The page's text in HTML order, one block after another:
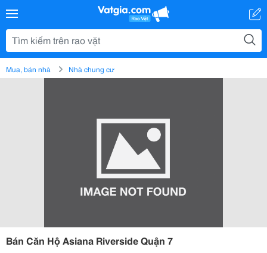
Mua, bán nhà Nhà chung cư
Bán Căn Hộ Asiana Riverside Quận 7